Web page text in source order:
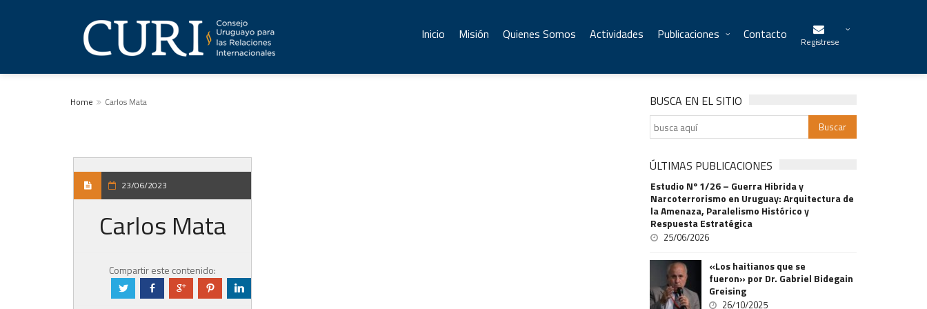
Inicio Misión Quienes Somos Actividades Publicaciones Contacto Registrese
Home Carlos Mata
23/06/2023
Carlos Mata
Compartir este contenido:
a b c d j
BUSCA EN EL SITIO
ÚLTIMAS PUBLICACIONES
Estudio Nº 1/26 – Guerra Hibrida y
Narcoterrorismo en Uruguay: Arquitectura de
la Amenaza, Paralelismo Histórico y
Respuesta Estratégica
25/06/2026
«Los haitianos que se
fueron» por Dr. Gabriel Bidegain
Greising
26/10/2025